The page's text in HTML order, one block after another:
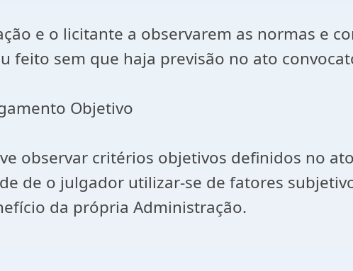
e o licitante a observarem as normas e
feito sem que haja previsão no ato
Objetivo
observar critérios objetivos definidos no
de o julgador utilizar-se de fatores
da própria Administração.